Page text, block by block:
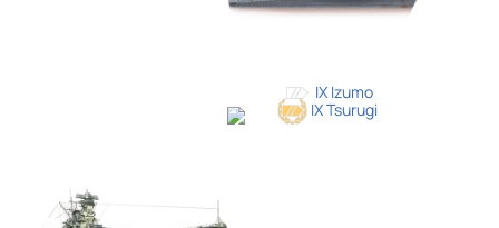
IX Izumo
IX Tsurugi